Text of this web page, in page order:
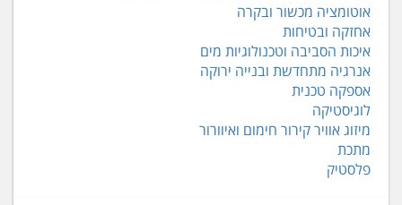
אוטומציה מכשור ובקרה
אחזקה ובטיחות
איכות הסביבה וטכנולוגיות מים
אנרגיה מתחדשת ובנייה ירוקה
אספקה טכנית
לוגיסטיקה
מיזוג אוויר קירור חימום ואיוורור
מתכת
פלסטיק